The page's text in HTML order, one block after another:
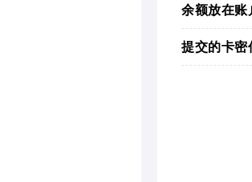
余额放在账
提交的卡密